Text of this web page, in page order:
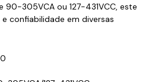
90-305VCA ou 127-431VCC, este
confiabilidade em diversas